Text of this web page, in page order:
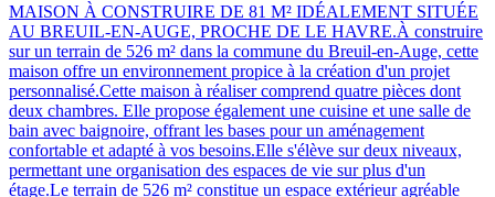
MAISON À CONSTRUIRE DE 81 M² IDÉALEMENT SITUÉE
AU BREUIL-EN-AUGE, PROCHE DE LE HAVRE.À construire
sur un terrain de 526 m² dans la commune du Breuil-en-Auge, cette
maison offre un environnement propice à la création d'un projet
personnalisé.Cette maison à réaliser comprend quatre pièces dont
deux chambres. Elle propose également une cuisine et une salle de
bain avec baignoire, offrant les bases pour un aménagement
confortable et adapté à vos besoins.Elle s'élève sur deux niveaux,
permettant une organisation des espaces de vie sur plus d'un
étage.Le terrain de 526 m² constitue un espace extérieur agréable